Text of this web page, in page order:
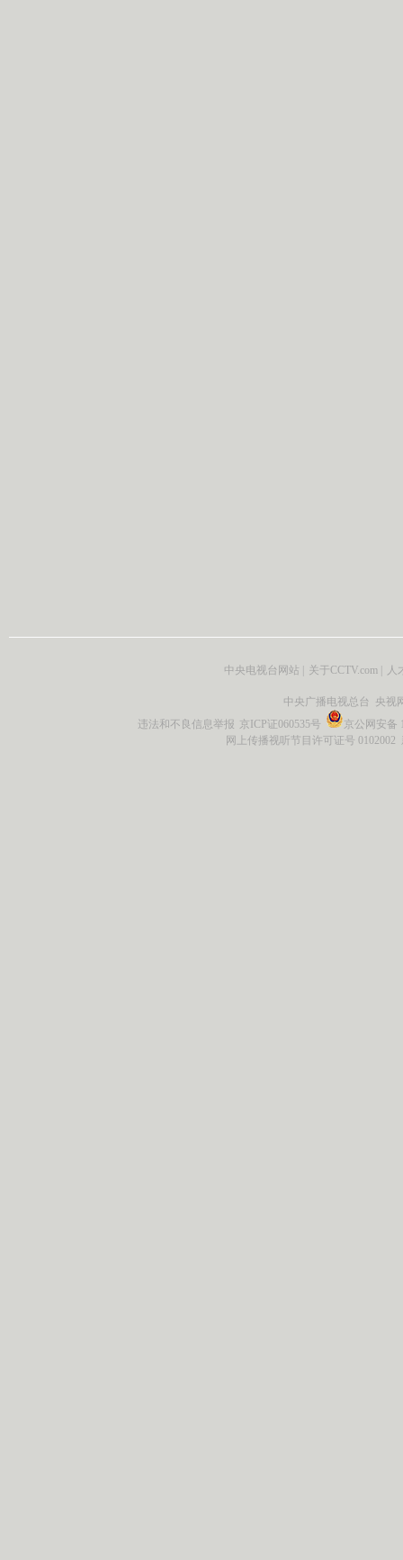
中央电视台网站 | 关于CCTV.com | 人
中央广播电视总台 央视
违法和不良信息举报 京ICP证060535号
京公网安备
网上传播视听节目许可证号 0102002